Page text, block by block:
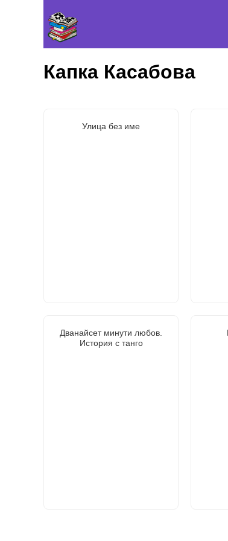
Капка Касабова
Улица без име
Дванайсет минути любов.
История с танго